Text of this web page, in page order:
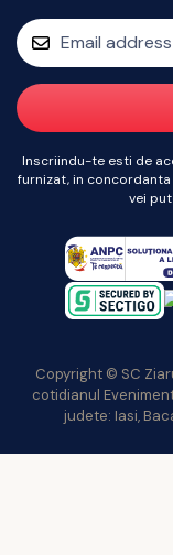
Inscriindu-te esti de
furnizat, in
vei
Copyright © SC
cotidianul
judete: Iasi,